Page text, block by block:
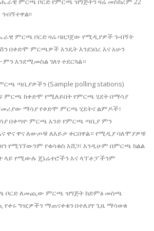
ምርጫ ቦርድ ዛሬ ባዘጋጀው የሚዲያዎች ጉብኝት
በቀድሞ ምርጫዎች እንዴት እንደነበረ እና አሁን
እንደሚመስል ገለፃ ተደርጓል።
ጣቢያዎችን (Sample polling stations)
ምርጫ ከቀድሞ የሚለይበት የምርጫ ሂደት በማሳያ
ማሳያ የቀድሞ ምርጫ ሂደትና ልምዶች፣
በቀጣዮ ምርጫ አንድ የምርጫ ጣቢያ ምን
ዋና ዋና ለውጦቹ ለእይታ ቀርበዋል። የሚዲያ ባለሞያዎቹ
የሚገኘውንም የቁሳቁስ እሸጋ፣ እንዲሁም በምርጫ ክልል
ላይ የሚውሉ ጄኔሬተሮችን እና ላፕቶፓችንም
ቦርድ ለመጪው ምርጫ ዝግጅት ከድምፅ መስጫ
ግዢዎችን ማጠናቀቁን በተለያየ ጊዜ ማሳወቁ